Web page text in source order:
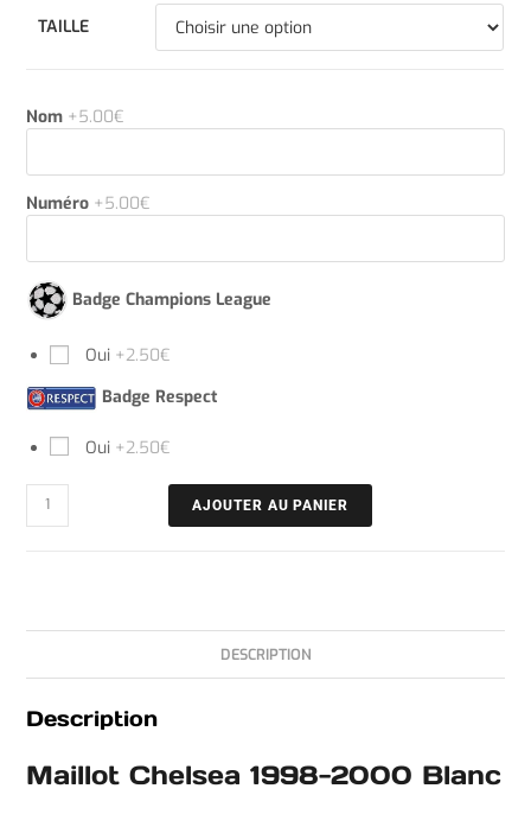
TAILLE
Nom +5.00€
Numéro +5.00€
Badge Champions League
Oui +2.50€
Badge Respect
Oui +2.50€
AJOUTER AU PANIER
DESCRIPTION
Description
Maillot Chelsea 1998-2000 Blanc